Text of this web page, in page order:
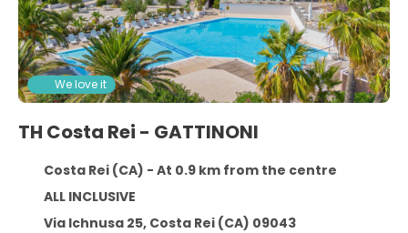
We love it
TH Costa Rei - GATTINONI
Costa Rei (CA) - At 0.9 km from the centre
ALL INCLUSIVE
Via Ichnusa 25, Costa Rei (CA) 09043